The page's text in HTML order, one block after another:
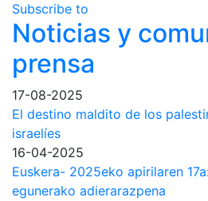
Subscribe to
Noticias y
prensa
17-08-2025
El destino maldito de los
israelíes
16-04-2025
Euskera- 2025eko apirilaren
egunerako adierarazpena